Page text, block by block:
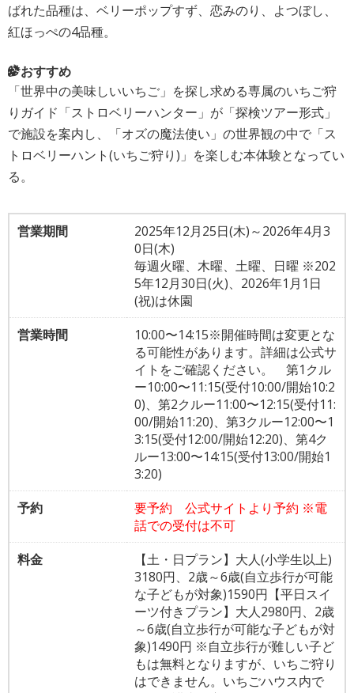
ばれた品種は、ベリーポップすず、恋みのり、よつぼし、
紅ほっぺの4品種。
おすすめ
「世界中の美味しいいちご」を探し求める専属のいちご狩
りガイド「ストロベリーハンター」が「探検ツアー形式」
で施設を案内し、「オズの魔法使い」の世界観の中で「ス
トロベリーハント(いちご狩り)」を楽しむ本体験となってい
る。
営業期間
2025年12月25日(木)～2026年4月3
0日(木)
毎週火曜、木曜、土曜、日曜 ※202
5年12月30日(火)、2026年1月1日
(祝)は休園
営業時間
10:00〜14:15※開催時間は変更とな
る可能性があります。詳細は公式サ
イトをご確認ください。 第1クル
ー10:00〜11:15(受付10:00/開始10:2
0)、第2クルー11:00〜12:15(受付11:
00/開始11:20)、第3クルー12:00〜1
3:15(受付12:00/開始12:20)、第4ク
ルー13:00〜14:15(受付13:00/開始1
3:20)
予約
要予約 公式サイトより予約 ※電
話での受付は不可
料金
【土・日プラン】大人(小学生以上)
3180円、2歳～6歳(自立歩行が可能
な子どもが対象)1590円【平日スイ
ーツ付きプラン】大人2980円、2歳
～6歳(自立歩行が可能な子どもが対
象)1490円 ※自立歩行が難しい子ど
もは無料となりますが、いちご狩り
はできません。いちごハウス内で